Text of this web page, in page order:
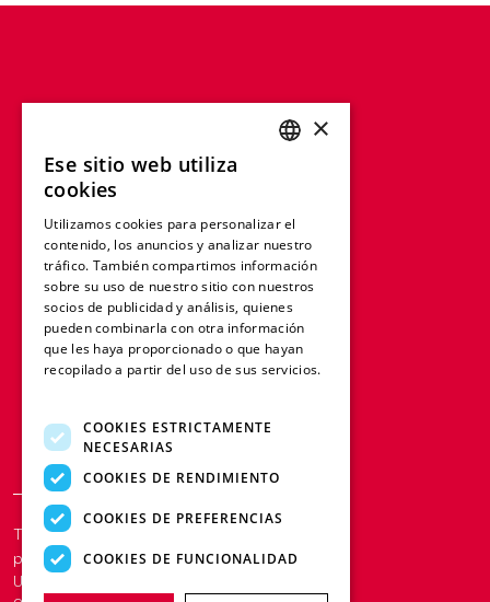
Términos y condiciones
políticas
Una empresa del Grupo LFB | © Redge
GERMAN
ITALIAN
SPANISH
DUTCH
×
Ese sitio web utiliza
cookies
Utilizamos cookies para personalizar el
contenido, los anuncios y analizar nuestro
tráfico. También compartimos información
sobre su uso de nuestro sitio con nuestros
socios de publicidad y análisis, quienes
pueden combinarla con otra información
que les haya proporcionado o que hayan
recopilado a partir del uso de sus servicios.
COOKIES ESTRICTAMENTE
NECESARIAS
COOKIES DE RENDIMIENTO
COOKIES DE PREFERENCIAS
COOKIES DE FUNCIONALIDAD